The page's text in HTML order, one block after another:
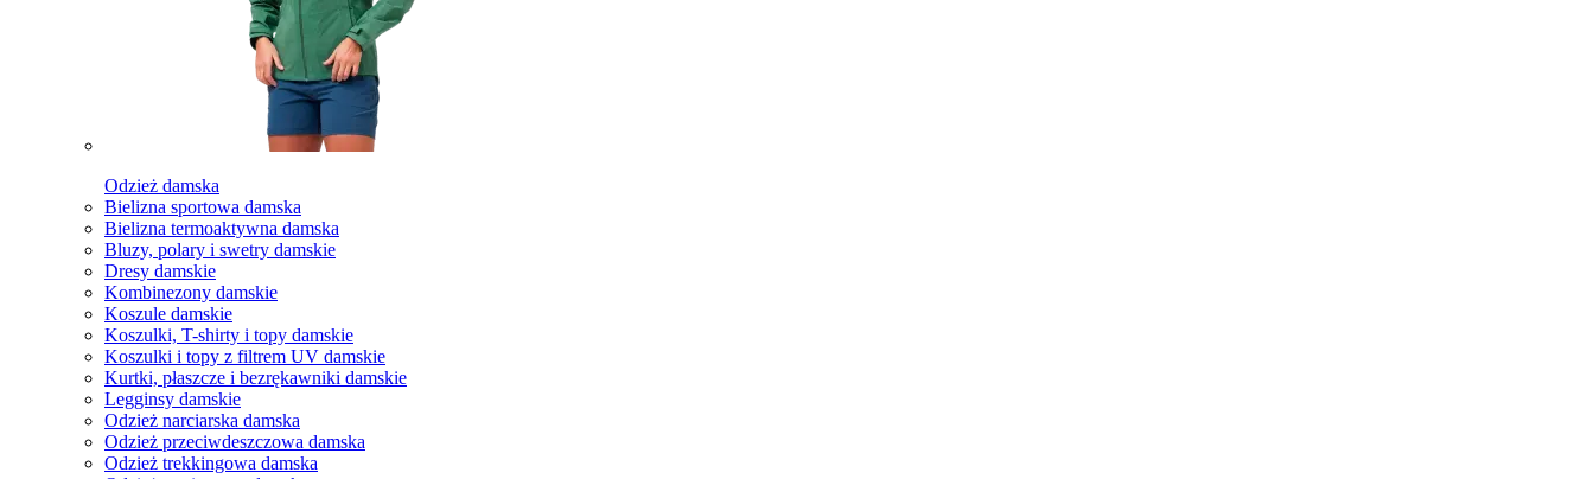
Odzież damska
Bielizna sportowa damska
Bielizna termoaktywna damska
Bluzy, polary i swetry damskie
Dresy damskie
Kombinezony damskie
Koszule damskie
Koszulki, T-shirty i topy damskie
Koszulki i topy z filtrem UV damskie
Kurtki, płaszcze i bezrękawniki damskie
Legginsy damskie
Odzież narciarska damska
Odzież przeciwdeszczowa damska
Odzież trekkingowa damska